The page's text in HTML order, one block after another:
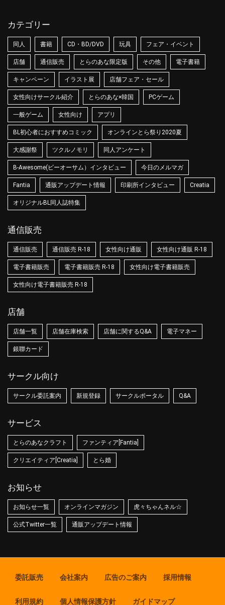
カテゴリー
同人 書籍 CD・BD/DVD 玩具 フェア・イベント
店舗 通信販売 とらのあな限定版 その他 電子書籍
キャンペーン イラスト展 店舗フェア・セール
女性向けサークル紹介 とらのあな×韓国 PCゲーム
一般ゲーム 女性向け アプリ
BL初心者におすすめコミック オンラインとら祭り2020夏
大感謝祭 ツクルノモリ 同人アンケート
B-Awesome(ビーオーサム）インタビュー 今日のメルマガ
Fantia 通販アップデート情報 印刷所インタビュー Creatia
オリジナルBL同人誌特集
通信販売
通信販売 通信販売 R-18 女性向け通販 女性向け通販 R-18
電子書籍販売 電子書籍販売 R-18 女性向け電子書籍販売
女性向け電子書籍販売 R-18
店舗
店舗一覧 店舗在庫検索 店舗に関するQ&A 電子マネー
銀聯カード
サークル向け
サークル委託案内 新規登録 サークルポータル Q&A
サービス
とらのあなクラフト ファンティア[Fantia]
クリエイティア[Creatia] とら婚
お知らせ
お知らせ一覧 オンラインマガジン 虎々ちゃんネル☆
公式Twitter一覧 通販アップデート情報
委託販売 会社案内 広告のご案内 採用情報
利用規約 個人情報保護方針 ガイドマップ